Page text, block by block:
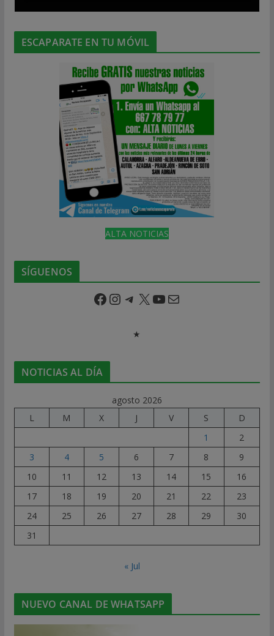
ESCAPARATE EN TU MÓVIL
ALTA NOTICIAS
SÍGUENOS
Facebook Instagram Telegram X YouTube Correo electrónico
★
NOTICIAS AL DÍA
agosto 2026
L
M X J V S
D
1
2
3
4 5 6 7 8
9
10
11 12 13 14 15
16
17
18 19 20 21 22
23
24
25 26 27 28 29
30
31
« Jul
NUEVO CANAL DE WHATSAPP